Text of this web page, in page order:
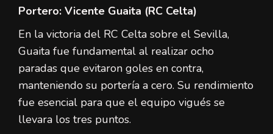
Portero: Vicente Guaita (RC Celta)
En la victoria del RC Celta sobre el Sevilla,
Guaita fue fundamental al realizar ocho
paradas que evitaron goles en contra,
manteniendo su portería a cero. Su rendimiento
fue esencial para que el equipo vigués se
llevara los tres puntos.